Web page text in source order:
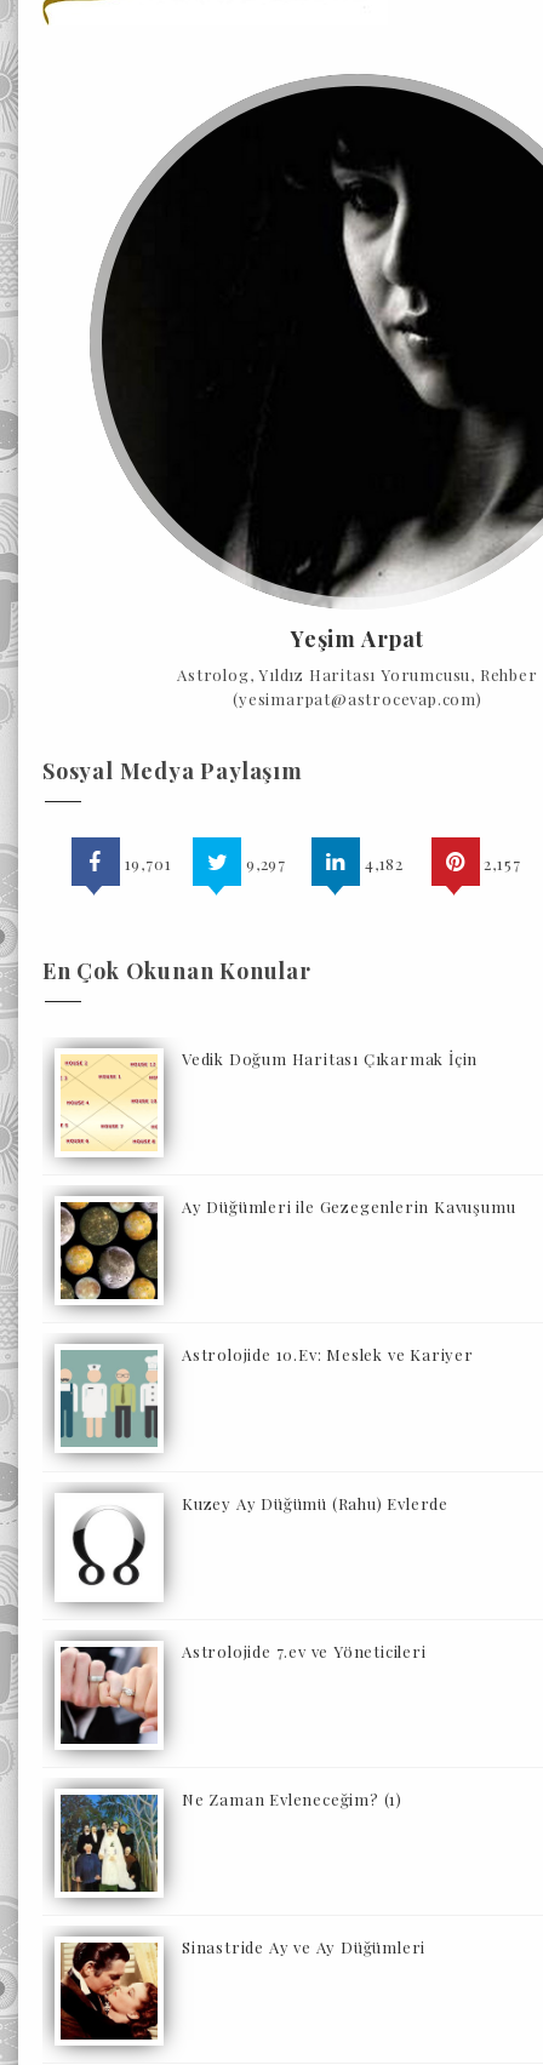
Yeşim Arpat
Astrolog, Yıldız Haritası Yorumcusu, Rehber
(yesimarpat@astrocevap.com)
Sosyal Medya Paylaşım
19,701 9,297 4,182 2,157
En Çok Okunan Konular
Vedik Doğum Haritası Çıkarmak İçin
Ay Düğümleri ile Gezegenlerin Kavuşumu
Astrolojide 10.Ev: Meslek ve Kariyer
Kuzey Ay Düğümü (Rahu) Evlerde
Astrolojide 7.ev ve Yöneticileri
Ne Zaman Evleneceğim? (1)
Sinastride Ay ve Ay Düğümleri